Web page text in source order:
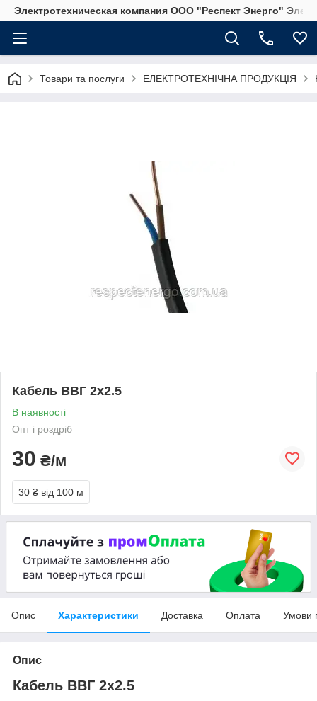
Электротехническая компания ООО "Респект Энерго"
Товари та послуги ЕЛЕКТРОТЕХНІЧНА ПРОДУКЦІЯ
Кабель ВВГ 2х2.5
В наявності
Опт і роздріб
30 ₴/м
30 ₴ від 100 м
Опис Характеристики Доставка Оплата Умови
Опис
Кабель ВВГ 2х2.5